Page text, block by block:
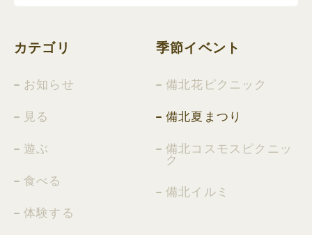
カテゴリ
お知らせ
見る
遊ぶ
食べる
体験する
季節イベント
備北花ピクニック
備北夏まつり
備北コスモスピクニッ
ク
備北イルミ